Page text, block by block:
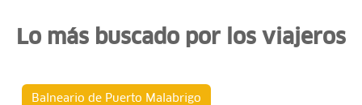
Lo más buscado por los viajeros
Balneario de Puerto Malabrigo